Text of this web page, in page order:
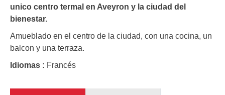
unico centro termal en Aveyron y la ciudad del
bienestar.
Amueblado en el centro de la ciudad, con una cocina, un
balcon y una terraza.
Idiomas : Francés